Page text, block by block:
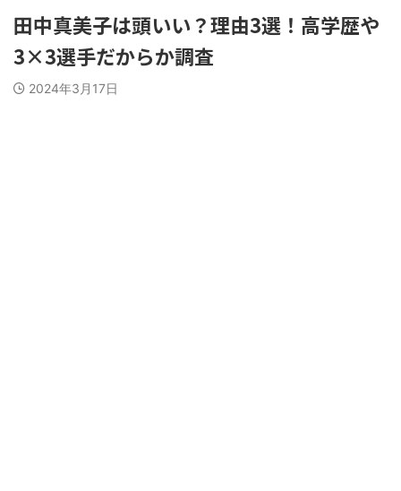
田中真美子は頭いい？理由3選！高学歴や
3×3選手だからか調査
2024年3月17日